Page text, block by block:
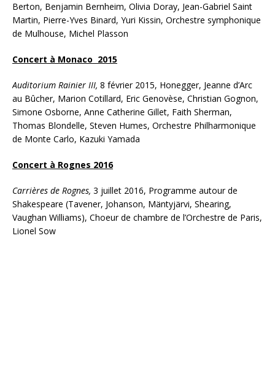
Berton, Benjamin Bernheim, Olivia Doray, Jean-Gabriel Saint
Martin, Pierre-Yves Binard, Yuri Kissin, Orchestre symphonique
de Mulhouse, Michel Plasson
Concert à Monaco 2015
Auditorium Rainier III, 8 février 2015, Honegger, Jeanne d’Arc
au Bûcher, Marion Cotillard, Eric Genovèse, Christian Gognon,
Simone Osborne, Anne Catherine Gillet, Faith Sherman,
Thomas Blondelle, Steven Humes, Orchestre Philharmonique
de Monte Carlo, Kazuki Yamada
Concert à Rognes 2016
Carrières de Rognes, 3 juillet 2016, Programme autour de
Shakespeare (Tavener, Johanson, Mäntyjärvi, Shearing,
Vaughan Williams), Choeur de chambre de l’Orchestre de Paris,
Lionel Sow